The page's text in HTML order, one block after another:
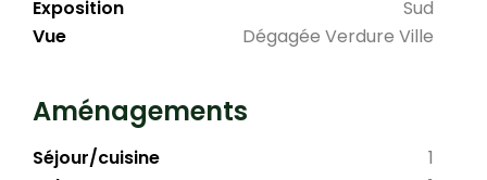
Exposition
Sud
Vue
Dégagée Verdure Ville
Aménagements
1
Séjour/cuisine